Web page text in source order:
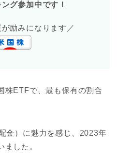
グ参加中です！
励みになります／
株ETFで、最も保有の割合
金）に魅力を感じ、2023年
ました。